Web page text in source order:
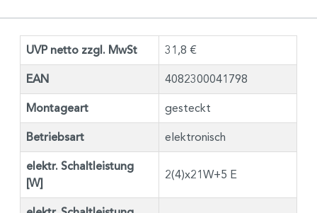
UVP netto zzgl. MwSt 31,8 €
EAN 4082300041798
Montageart gesteckt
Betriebsart elektronisch
elektr. Schaltleistung
[W]
2(4)x21W+5 E